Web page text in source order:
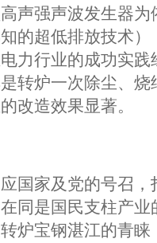
声强声波发生器
的超低排放技术
力行业的成功实
转炉一次除尘、
改造效果显著。
家及党的号召，
同是国民支柱产
炉宝钢湛江的青